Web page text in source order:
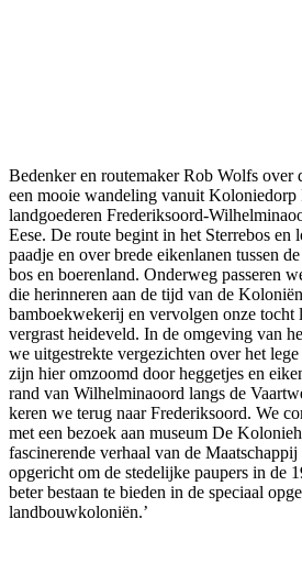
Bedenker en routemaker Rob Wolfs over
een mooie wandeling vanuit Koloniedorp
landgoederen Frederiksoord-
Eese. De route begint in het Sterrebos en
paadje en over brede eikenlanen tussen
bos en boerenland. Onderweg passeren
die herinneren aan de tijd van de
bamboekwekerij en vervolgen onze tocht
vergrast heideveld. In de omgeving van
we uitgestrekte vergezichten over het
zijn hier omzoomd door heggetjes en
rand van Wilhelminaoord langs de
keren we terug naar Frederiksoord. We
met een bezoek aan museum De
fascinerende verhaal van de
opgericht om de stedelijke paupers in de
beter bestaan te bieden in de speciaal
landbouwkoloniën.’